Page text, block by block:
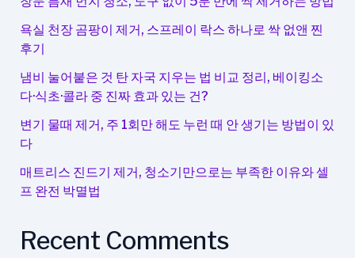
무
실
조
회
소
욕실 천장 곰팡이 제거, 스프레이 락스 하나로 싹 없앤 찐
후기
냄비 눌어붙은 것 탄 자국 지우는 법 비교 정리, 베이킹소
다·식초·콜라 중 진짜 효과 있는 건?
변기 물때 제거, 주 1회만 해도 누런 때 안 생기는 방법이 있
다
매트리스 진드기 제거, 청소기만으로는 부족한 이유와 셀
프 완전 박멸법
Recent Comments